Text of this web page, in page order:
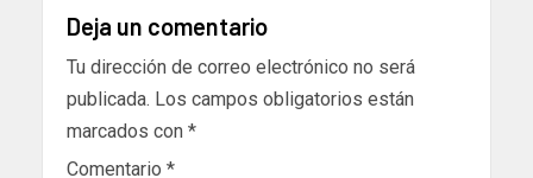
Deja un comentario
Tu dirección de correo electrónico no será
publicada. Los campos obligatorios están
marcados con *
Comentario *